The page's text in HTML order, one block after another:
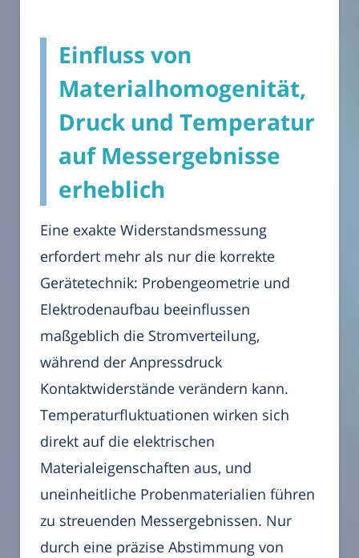
Einfluss von
Materialhomogenität,
Druck und Temperatur
auf Messergebnisse
erheblich
Eine exakte Widerstandsmessung
erfordert mehr als nur die korrekte
Gerätetechnik: Probengeometrie und
Elektrodenaufbau beeinflussen
maßgeblich die Stromverteilung,
während der Anpressdruck
Kontaktwiderstände verändern kann.
Temperaturfluktuationen wirken sich
direkt auf die elektrischen
Materialeigenschaften aus, und
uneinheitliche Probenmaterialien führen
zu streuenden Messergebnissen. Nur
durch eine präzise Abstimmung von